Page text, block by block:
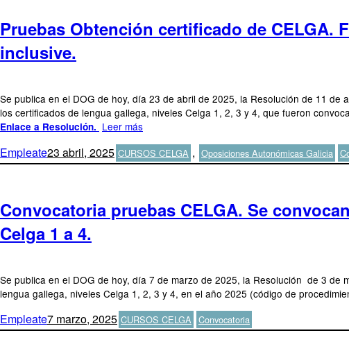
Pruebas Obtención certificado de CELGA.
inclusive.
Se publica en el DOG de hoy, día 23 de abril de 2025, la Resolución de 11
los certificados de lengua gallega, niveles Celga 1, 2, 3 y 4, que fueron
Enlace a Resolución. Leer más
Autor
EmpleatePublicado
el
23 abril, 2025Categorías
CURSOS CELGA , Oposiciones Autonómicas Galicia
Convocatoria pruebas CELGA. Se
Celga 1 a 4.
Se publica en el DOG de hoy, día 7 de marzo de 2025, la Resolución de 3
lengua gallega, niveles Celga 1, 2, 3 y 4, en el año 2025 (código de
Autor
EmpleatePublicado
el
7 marzo, 2025Categorías
CURSOS CELGA Etiquetas
Convocatoria